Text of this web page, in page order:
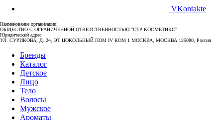
VKontakte
Наименование организации:
ОБЩЕСТВО С ОГРАНИЧЕННОЙ ОТВЕТСТВЕННОСТЬЮ "СТР КОСМЕТИКС"
Юридический адрес:
УЛ. СУРИКОВА, Д. 24, ЭТ ЦОКОЛЬНЫЙ ПОМ IV КОМ 1 МОСКВА, МОСКВА 125080, Россия
Бренды
Каталог
Детское
Лицо
Тело
Волосы
Мужское
Ароматы